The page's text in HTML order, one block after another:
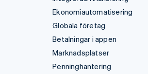
Ekonomiautomatisering
Globala företag
Betalningar i appen
Marknadsplatser
Penninghantering